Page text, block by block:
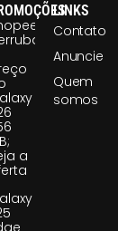
a
LINKS
Contato
Anuncie
Quem
somos